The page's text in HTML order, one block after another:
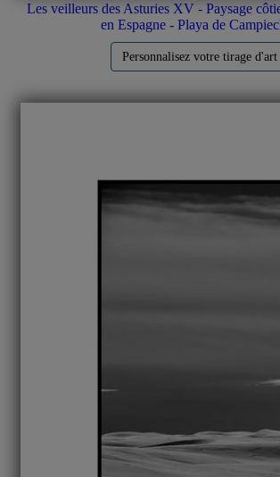
Les veilleurs des Asturies XV - Paysage
en Espagne - Playa de
Personnalisez votre tirage d'art